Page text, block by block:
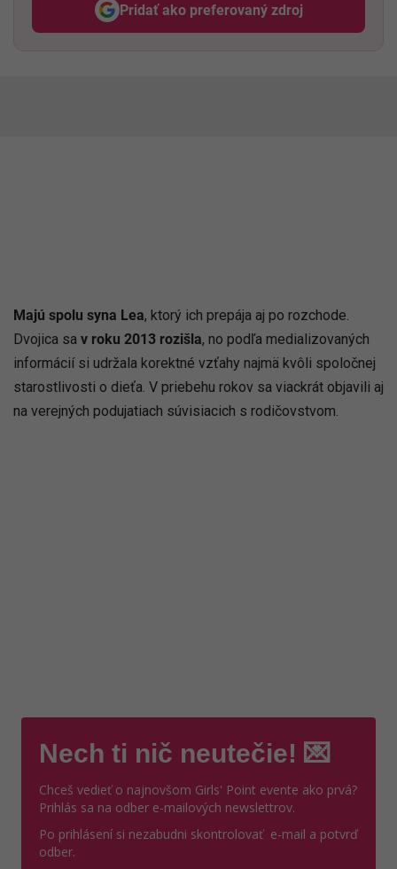
Pridať ako preferovaný zdroj
Odzadu, odkaz sa otvorí v
Majú spolu syna Lea, ktorý ich prepája aj po rozchode.
Dvojica sa v roku 2013 rozišla, no podľa medializovaných
informácií si udržala korektné vzťahy najmä kvôli spoločnej
starostlivosti o dieťa. V priebehu rokov sa viackrát objavili aj
na verejných podujatiach súvisiacich s rodičovstvom.
Nech ti nič neutečie! 💌
Chceš vedieť o najnovšom Girls' Point evente ako prvá?
Prihlás sa na odber e-mailových newslettrov.
Po prihlásení si nezabudni skontrolovať e-mail a potvrď
odber.